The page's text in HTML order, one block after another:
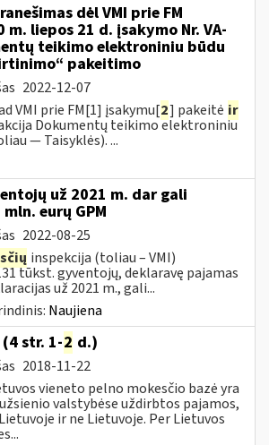
dėl VMI prie FM
liepos 21 d. įsakymo Nr. VA-
teikimo elektroniniu būdu
pakeitimo
2022-12-07
VMI prie FM[1] įsakymu[2] pakeitė ir
Dokumentų teikimo elektroniniu
— Taisyklės). ...
už 2021 m. dar gali
eurų GPM
2022-08-25
inspekcija (toliau – VMI)
tūkst. gyventojų, deklaravę pajamas
už 2021 m., gali...
Naujiena
str. 1-2 d.)
2018-11-22
vieneto pelno mokesčio bazė yra
valstybėse uždirbtos pajamos,
ir ne Lietuvoje. Per Lietuvos